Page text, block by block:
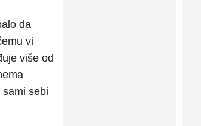
da
vi
više od
sebi